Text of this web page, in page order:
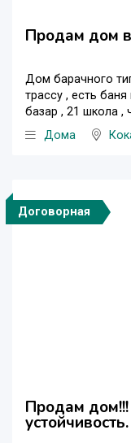
Продам дом
Дом барачного
трассу , есть
базар , 21 школа ,
Дома
Договорная
Продам
устойчивость.